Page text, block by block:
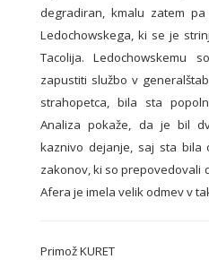
degradiran, kmalu zatem
Ledochowskega, ki se je
Tacolija.
zapustiti službo v
strahopetca, bila sta
Analiza pokaže, da je bil
kaznivo dejanje, saj sta bila
zakonov, ki so prepovedovali
Afera je imela velik odmev v
Primož KURET